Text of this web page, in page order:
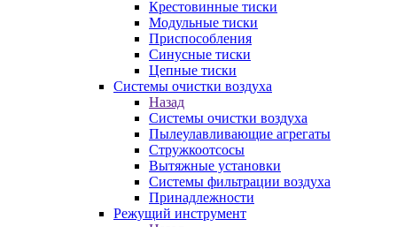
Крестовинные тиски
Модульные тиски
Приспособления
Синусные тиски
Цепные тиски
Системы очистки воздуха
Назад
Системы очистки воздуха
Пылеулавливающие агрегаты
Стружкоотсосы
Вытяжные установки
Системы фильтрации воздуха
Принадлежности
Режущий инструмент